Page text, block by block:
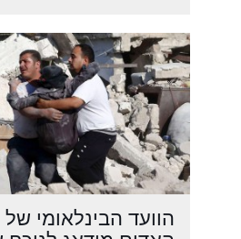
הוועד הבינלאומי